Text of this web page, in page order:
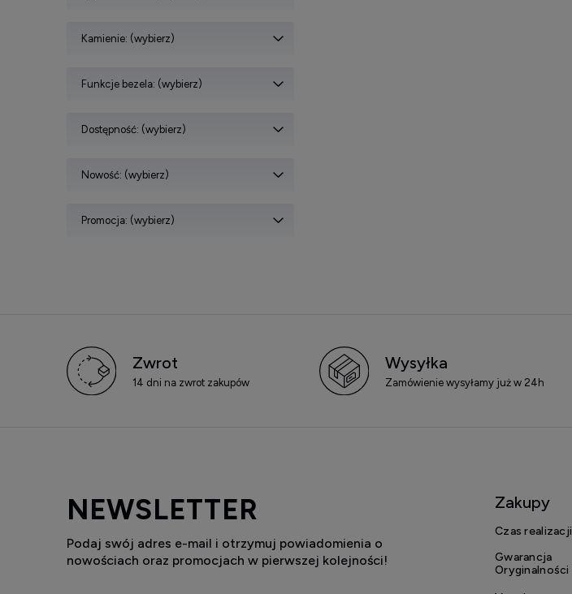
Kamienie: (wybierz)
Funkcje bezela: (wybierz)
Dostępność: (wybierz)
Nowość: (wybierz)
Promocja: (wybierz)
Zwrot
14 dni na zwrot zakupów
Wysyłka
Zamówienie wysyłamy już w 24h
NEWSLETTER
Podaj swój adres e-mail i otrzymuj powiadomienia o
nowościach oraz promocjach w pierwszej kolejności!
Zakupy
Czas realizacji
Gwarancja
Oryginalności